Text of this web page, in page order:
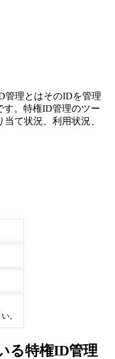
管理とはそのIDを管理
す。特権ID管理のツー
て状況、利用状況、
。
る特権ID管理